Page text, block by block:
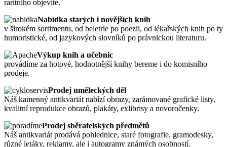
raritního objevíte.
Nabídka starých i novějších knih
v širokém sortimentu, od beletrie po poezii, od lékařských knih po ty
humoristické, od jazykových slovníků po právnickou literaturu.
Výkup knih a učebnic
provádíme za hotové, hodnotnější knihy bereme i do komisního
prodeje.
Prodej uměleckých děl
Náš kamenný antikvariát nabízí obrazy, zarámované grafické listy,
kvalitní reprodukce obrazů, plakáty, exlibrisy a novoročenky.
Prodej sběratelských předmětů
Náš antikvariát prodává pohlednice, staré fotografie, gramodesky,
různé letáky, reklamy, ale i autogramy známých osobností.